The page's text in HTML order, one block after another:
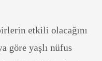
etkili olacağını
göre yaşlı nüfus